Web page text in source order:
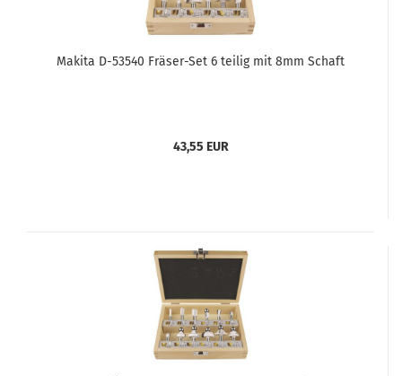
Makita D-53540 Fräser-Set 6 teilig mit 8mm Schaft
43,55 EUR